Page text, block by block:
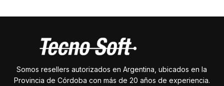
Somos resellers autorizados en Argentina, ubicados en la
Provincia de Córdoba con más de 20 años de experiencia.